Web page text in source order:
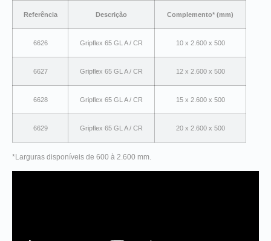
Referência Descrição Complemento* (mm)
6626 Gripflex 65 GL A / CR 10 x 2.600 x 500
6627 Gripflex 65 GL A / CR 12 x 2.600 x 500
6628 Gripflex 65 GL A / CR 15 x 2.600 x 500
6629 Gripflex 65 GL A / CR 20 x 2.600 x 500
*Larguras disponíveis de 600 à 2.600 mm.